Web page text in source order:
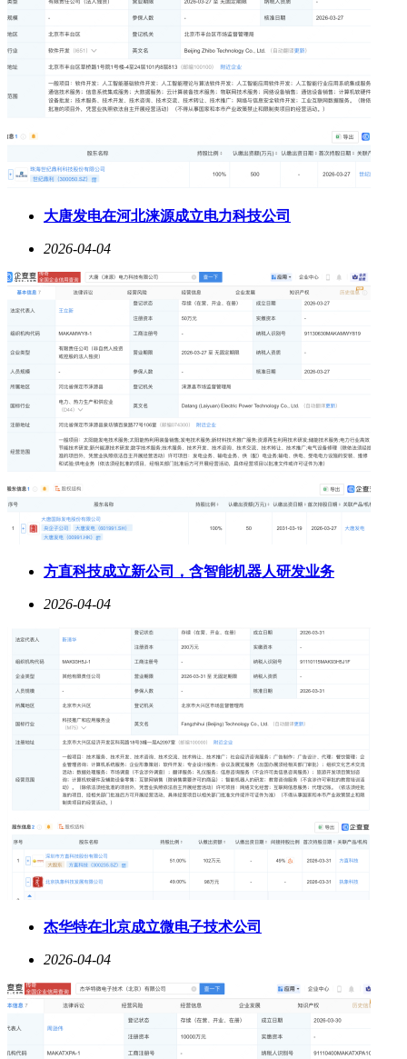
长焦均配备大底传感器与专业防抖，配合新增的vivo蔡司增距
镜G2，可实现超远距离拍摄。前置5000万超清AF镜头支持92°
广角，满足多人合影需求。性能方面，该机采用蓝晶×天玑
9500旗舰芯片与蓝图影像芯片V3+组合，搭配6.78英寸144Hz
高刷直屏、战鼓大师对称双扬与定制超感振动马达，为玩家提
供沉浸式游戏体验。7100mAh蓝海电池与4.5K超大冰脉流体
两款新品均于4月3日正式开售。vivo X300 Ultra提供
12GB+256GB至16GB+1TB（卫星通信版）五款配置，售价
置，售价4999元起。vivo Pad6 Pro同步亮相，以13.2英寸4K原
板4K性能时代，售价4499元起。
大唐发电在河北涞源成立电力科技公司
2026-04-04
方直科技成立新公司，含智能机器人研发业务
2026-04-04
杰华特在北京成立微电子技术公司
2026-04-04